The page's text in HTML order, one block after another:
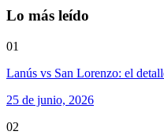
Lo más leído
01
Lanús vs San Lorenzo: el
25 de junio, 2026
02